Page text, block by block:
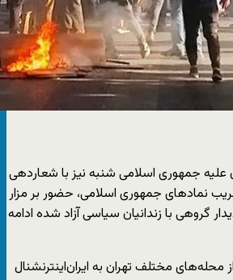
علیه جمهوری اسلامی شنبه نیز با شعاردهی
نمادهای جمهوری اسلامی، حضور بر مزار
گروهی با زندانیان سیاسی آزاد شده ادامه
مختلف تهران به ایران‌اینترنشنال